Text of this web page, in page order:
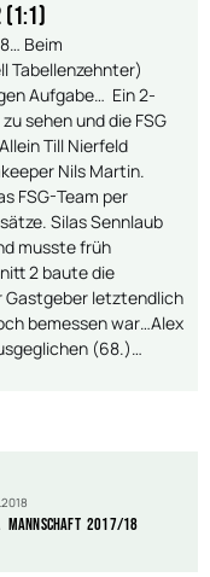
(1:1)
Beim
Tabellenzehnter)
Aufgabe… Ein 2-
sehen und die FSG
Till Nierfeld
Nils Martin.
FSG-Team per
Silas Sennlaub
musste früh
2 baute die
Gastgeber letztendlich
bemessen war…Alex
(68.)…
2017/18